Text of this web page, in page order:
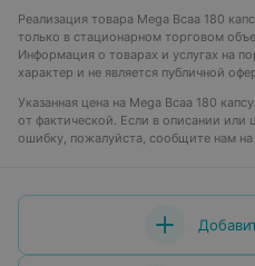
Реализация товара Mega Bcaa 180
только в стационарном торговом
Информация о товарах и услугах на
характер и не является публичной
Указанная цена на Mega Bcaa 180
от фактической. Если в описании или
ошибку, пожалуйста, сообщите нам на